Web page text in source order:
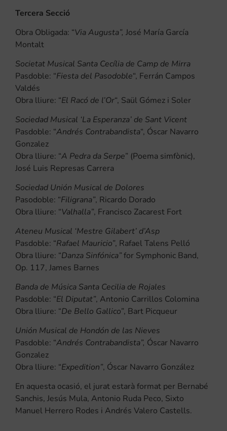
Tercera Secció
Obra Obligada: “Via Augusta”, José María García
Montalt
Societat Musical Santa Cecília de Camp de Mirra
Pasdoble: “Fiesta del Pasodoble“, Ferrán Campos
Valdés
Obra lliure: “El Racó de l’Or“, Saül Gómez i Soler
Sociedad Musical ‘La Esperanza’ de Sant Vicent
Pasdoble: “Andrés Contrabandista“, Óscar Navarro
Gonzalez
Obra lliure: “A Pedra da Serpe” (Poema simfònic),
José Luis Represas Carrera
Sociedad Unión Musical de Dolores
Pasodoble: “Filigrana”, Ricardo Dorado
Obra lliure: “Valhalla”, Francisco Zacarest Fort
Ateneu Musical ‘Mestre Gilabert’ d’Asp
Pasdoble: “Rafael Mauricio”, Rafael Talens Pelló
Obra lliure: “Danza Sinfónica”for Symphonic Band,
Op. 117, James Barnes
Banda de Música Santa Cecilia de Rojales
Pasdoble: “El Diputat”, Antonio Carrillos Colomina
Obra lliure: “De Bello Gallico”, Bart Picqueur
Unión Musical de Hondón de las Nieves
Pasdoble: “Andrés Contrabandista”, Óscar Navarro
Gonzalez
Obra lliure: “Expedition”, Óscar Navarro González
En aquesta ocasió, el jurat estarà format per Bernabé
Sanchis, Jesús Mula, Antonio Ruda Peco, Sixto
Manuel Herrero Rodes i Andrés Valero Castells.